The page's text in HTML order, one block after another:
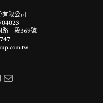
限公司
路一段369號
電子郵件